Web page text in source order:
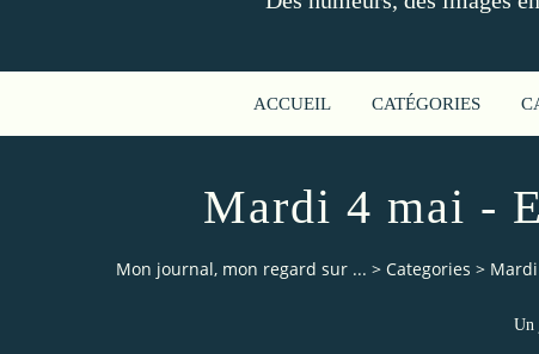
ACCUEIL CATÉGORIES
Mardi 4 mai -
Mon journal, mon regard sur ... > Categories >
Un